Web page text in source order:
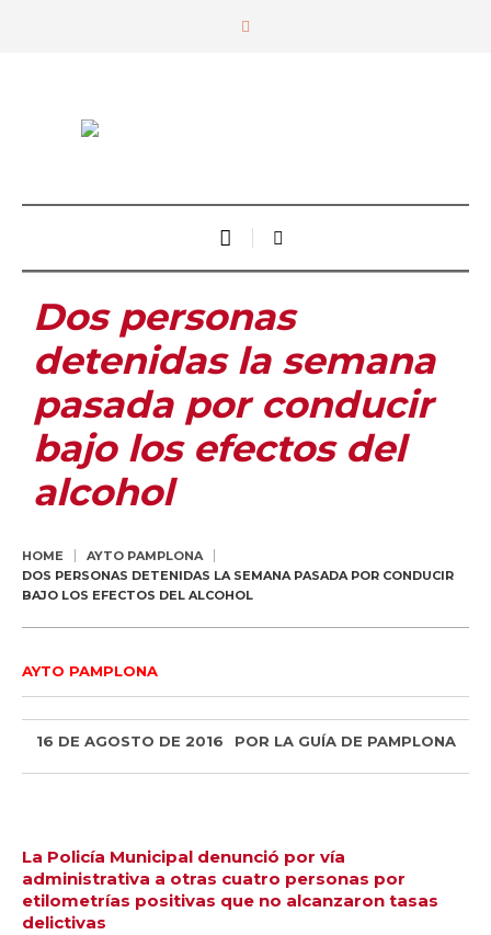
Dos personas
detenidas la semana
pasada por conducir
bajo los efectos del
alcohol
HOME
AYTO PAMPLONA
DOS PERSONAS DETENIDAS LA SEMANA PASADA POR CONDUCIR
BAJO LOS EFECTOS DEL ALCOHOL
AYTO PAMPLONA
16 DE AGOSTO DE 2016 POR LA GUÍA DE PAMPLONA
La Policía Municipal denunció por vía
administrativa a otras cuatro personas por
etilometrías positivas que no alcanzaron tasas
delictivas